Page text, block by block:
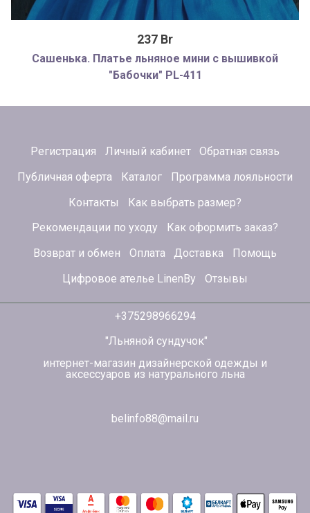
237 Br
Сашенька. Платье льняное мини с вышивкой
"Бабочки" PL-411
Регистрация Личный кабинет
Обратная связь
Публичная оферта
Каталог
Программа лояльности
Контакты
Как выбрать размер?
Рекомендации по уходу
Как оформить заказ?
Возврат и обмен
Оплата Доставка
Помощь
Цифровое ателье LinenBy
Отзывы
+375298966294
"Льняной сундучок"
интернет-магазин дизайнерской одежды и
аксессуаров из натурального льна
belinfo88@mail.ru